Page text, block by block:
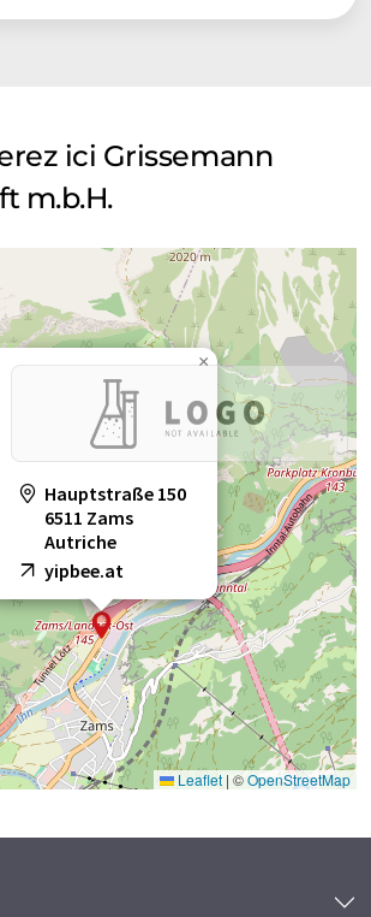
ici Grissemann
m.b.H.
Hauptstraße 150
6511 Zams
Autriche
yipbee.at
×
Leaflet | ©OpenStreetMap